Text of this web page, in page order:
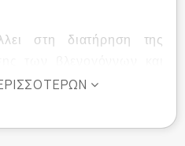
στη διατήρηση της
και στην προστασία των